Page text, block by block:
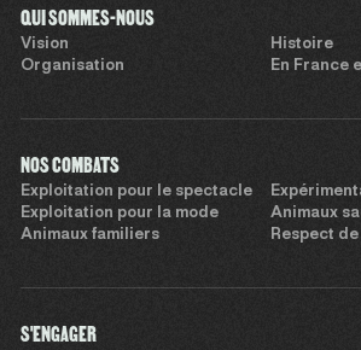
QUI SOMMES-NOUS
Vision
Histoire
Organisation
En France
NOS COMBATS
Exploitation pour le spectacle
Exploitation pour la mode
Animaux
Animaux familiers
Respect
S'ENGAGER